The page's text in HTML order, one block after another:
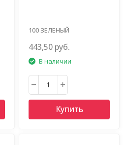
100 ЗЕЛЕНЫЙ
443,50 руб.
В наличии
Купить